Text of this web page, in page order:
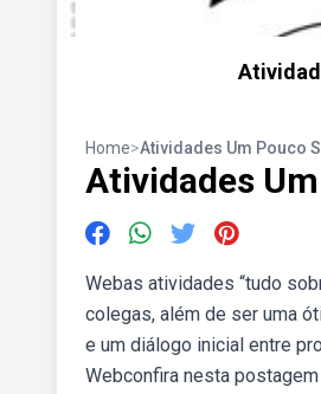
Home>Atividades Um Pouco
Atividades
Webas atividades “tudo
colegas, além de ser uma
e um diálogo inicial entre
Webconfira nesta